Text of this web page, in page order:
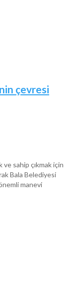
çevresi
sahip çıkmak için
Bala Belediyesi
manevi